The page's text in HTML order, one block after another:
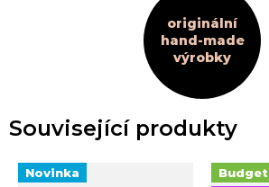
originální
hand-made
výrobky
Související produkty
Novinka
Budget